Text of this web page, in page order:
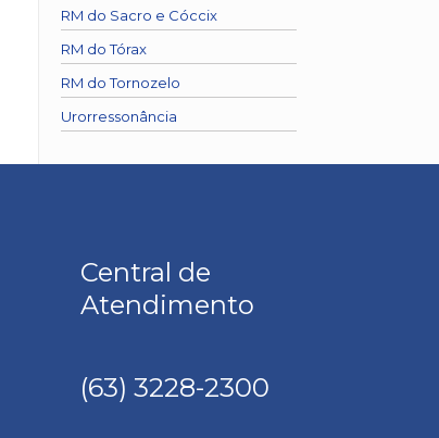
RM do Sacro e Cóccix
RM do Tórax
RM do Tornozelo
Urorressonância
Central de
Atendimento
(63) 3228-2300